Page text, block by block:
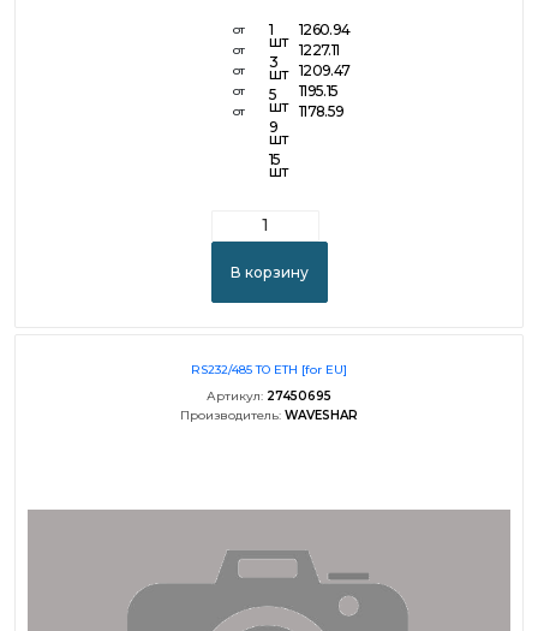
от
от
от
от
от
1
шт
3
шт
5
шт
9
шт
15
шт
1260.94
1227.11
1209.47
1195.15
1178.59
В корзину
RS232/485 TO ETH [for EU]
Артикул: 27450695
Производитель: WAVESHAR